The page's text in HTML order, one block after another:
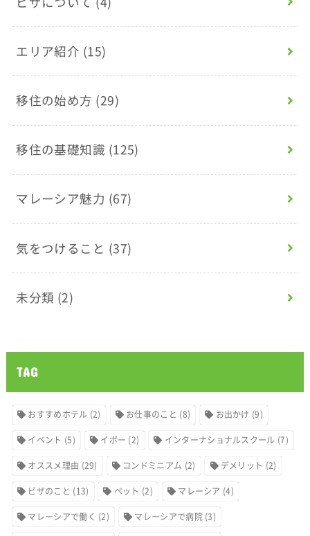
エリア紹介 (15)
移住の始め方 (29)
移住の基礎知識 (125)
マレーシア魅力 (67)
気をつけること (37)
未分類 (2)
TAG
おすすめホテル (2) お仕事のこと (8) お出かけ (9)
イベント (5) イポー (2) インターナショナルスクール (7)
オススメ理由 (29) コンドミニアム (2) デメリット (2)
ビザのこと (13) ペット (2) マレーシア (4)
マレーシアで働く (2) マレーシアで病院(3)